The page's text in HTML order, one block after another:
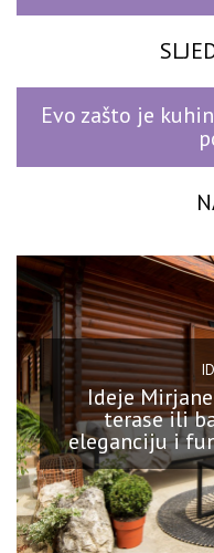
Evo zašto je
Ideje
terase ili
eleganciju i